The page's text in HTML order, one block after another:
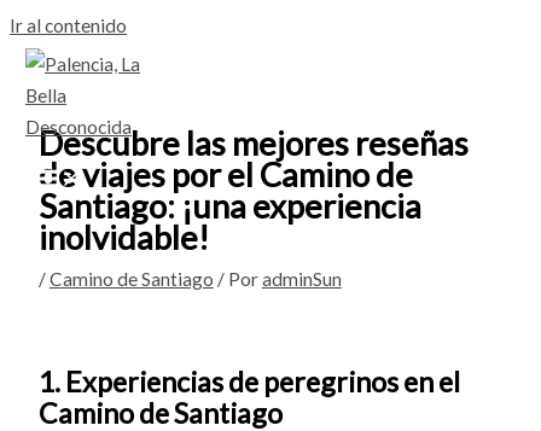
Ir al contenido
Descubre las mejores reseñas
de viajes por el Camino de
Santiago: ¡una experiencia
inolvidable!
/Camino de Santiago / PoradminSun
1. Experiencias de peregrinos en el
Camino de Santiago